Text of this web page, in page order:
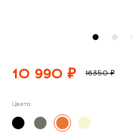
10 990 ₽ 16350 ₽
Цвета: